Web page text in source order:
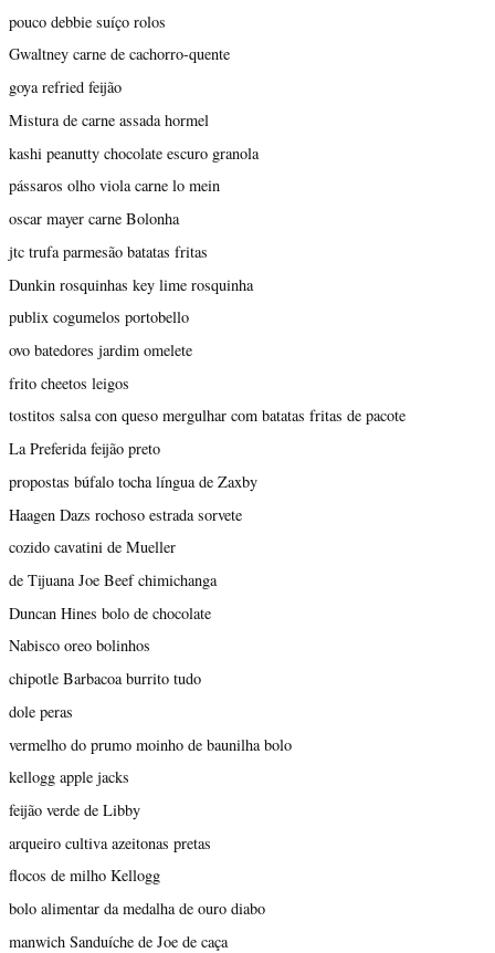
pouco debbie suíço rolos
Gwaltney carne de cachorro-quente
goya refried feijão
Mistura de carne assada hormel
kashi peanutty chocolate escuro granola
pássaros olho viola carne lo mein
oscar mayer carne Bolonha
jtc trufa parmesão batatas fritas
Dunkin rosquinhas key lime rosquinha
publix cogumelos portobello
ovo batedores jardim omelete
frito cheetos leigos
tostitos salsa con queso mergulhar com batatas fritas de pacote
La Preferida feijão preto
propostas búfalo tocha língua de Zaxby
Haagen Dazs rochoso estrada sorvete
cozido cavatini de Mueller
de Tijuana Joe Beef chimichanga
Duncan Hines bolo de chocolate
Nabisco oreo bolinhos
chipotle Barbacoa burrito tudo
dole peras
vermelho do prumo moinho de baunilha bolo
kellogg apple jacks
feijão verde de Libby
arqueiro cultiva azeitonas pretas
flocos de milho Kellogg
bolo alimentar da medalha de ouro diabo
manwich Sanduíche de Joe de caça